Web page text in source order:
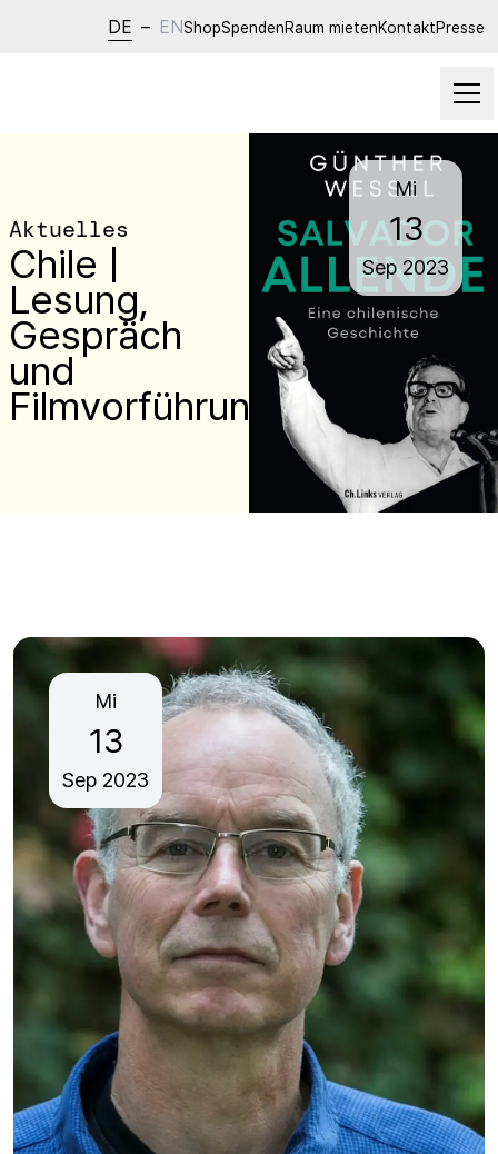
DE – ENShopSpendenRaum mietenKontaktPresse
Aktuelles
Chile |
Lesung,
Gespräch
und
Filmvorführung
Mi
13
Sep 2023
Mi
13
Sep 2023